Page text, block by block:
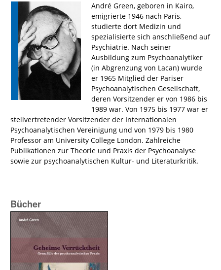
André Green, geboren in Kairo,
emigrierte 1946 nach Paris,
studierte dort Medizin und
spezialisierte sich anschließend auf
Psychiatrie. Nach seiner
Ausbildung zum Psychoanalytiker
(in Abgrenzung von Lacan) wurde
er 1965 Mitglied der Pariser
Psychoanalytischen Gesellschaft,
deren Vorsitzender er von 1986 bis
1989 war. Von 1975 bis 1977 war er
stellvertretender Vorsitzender der Internationalen
Psychoanalytischen Vereinigung und von 1979 bis 1980
Professor am University College London. Zahlreiche
Publikationen zur Theorie und Praxis der Psychoanalyse
sowie zur psychoanalytischen Kultur- und Literaturkritik.
Bücher